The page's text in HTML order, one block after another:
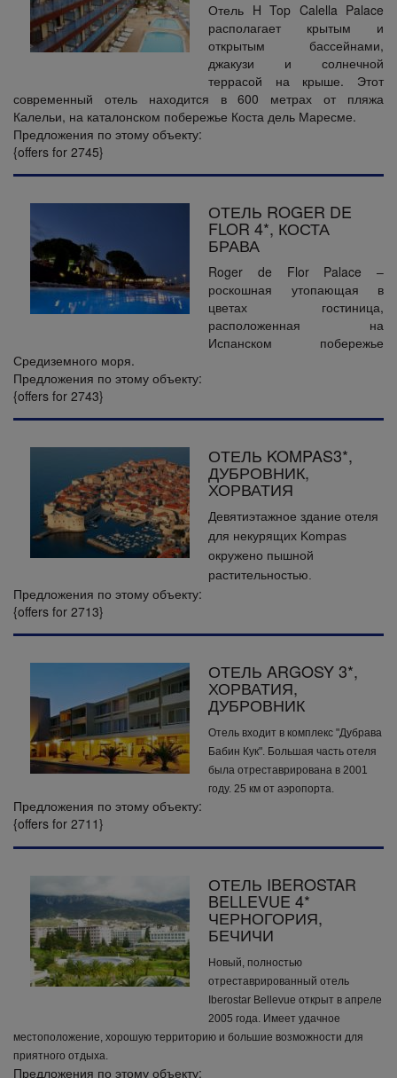
Отель H Top Calella Palace
располагает крытым и
открытым бассейнами,
джакузи и солнечной
террасой на крыше. Этот
современный отель находится в 600 метрах от пляжа
Калельи, на каталонском побережье Коста дель Маресме.
Предложения по этому объекту:
{offers for 2745}
ОТЕЛЬ ROGER DE
FLOR 4*, КОСТА
БРАВА
Roger de Flor Palace –
роскошная утопающая в
цветах гостиница,
расположенная на
Испанском побережье
Средиземного моря.
Предложения по этому объекту:
{offers for 2743}
ОТЕЛЬ KOMPAS3*,
ДУБРОВНИК,
ХОРВАТИЯ
Девятиэтажное здание отеля
для некурящих Kompas
окружено пышной
растительностью.
Предложения по этому объекту:
{offers for 2713}
ОТЕЛЬ ARGOSY 3*,
ХОРВАТИЯ,
ДУБРОВНИК
Отель входит в комплекс "Дубрава
Бабин Кук". Большая часть отеля
была отреставрирована в 2001
году. 25 км от аэропорта.
Предложения по этому объекту:
{offers for 2711}
ОТЕЛЬ IBEROSTAR
BELLEVUE 4*
ЧЕРНОГОРИЯ,
БЕЧИЧИ
Новый, полностью
отреставрированный отель
Iberostar Bellevue открыт в апреле
2005 года. Имеет удачное
местоположение, хорошую территорию и большие возможности для
приятного отдыха.
Предложения по этому объекту: